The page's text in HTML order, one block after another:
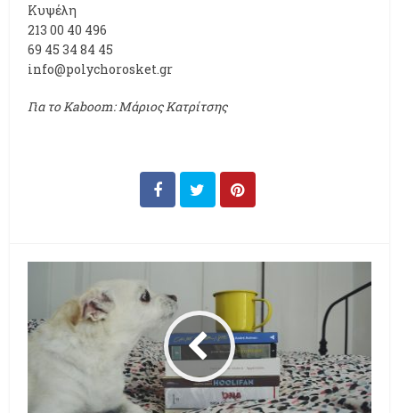
Κυψέλη
213 00 40 496
69 45 34 84 45
info@polychorosket.gr
Για το Kaboom: Μάριος Κατρίτσης